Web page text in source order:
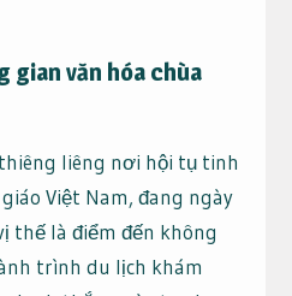
gian văn hóa chùa
liêng nơi hội tụ tinh
Việt Nam, đang ngày
thế là điểm đến không
trình du lịch khám